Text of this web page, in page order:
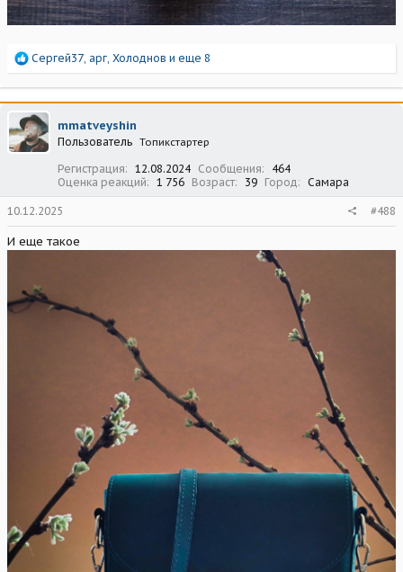
Р
а
к
ц
и
и
Сергей37 арг Холоднов и еще 8
mmatveyshin
Пользователь Топикстартер
Регистрация 12.08.2024 Сообщения
464
Оценка реакций
1 756 Возраст 39 Город Самара
10.12.2025 #488
И еще такое